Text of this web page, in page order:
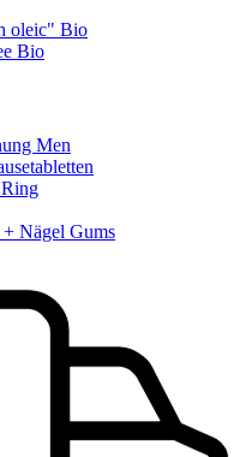
oleic" Bio
Bio
Men
Nägel Gums